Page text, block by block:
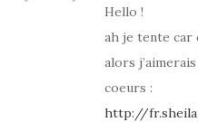
Hello !
ah je tente car
alors
coeurs :
http://